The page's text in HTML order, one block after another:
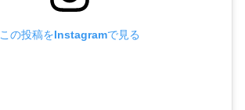
この投稿をInstagramで見る